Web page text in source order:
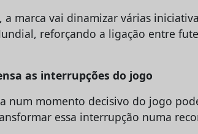
marca vai dinamizar várias
reforçando a ligação entre
as interrupções do jogo
num momento decisivo do jogo
essa interrupção numa